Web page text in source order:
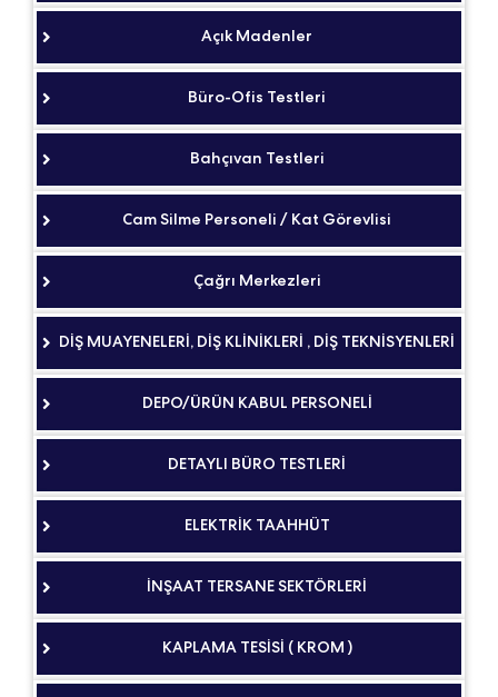
Açık Madenler
Büro-Ofis Testleri
Bahçıvan Testleri
Cam Silme Personeli / Kat Görevlisi
Çağrı Merkezleri
DİŞ MUAYENELERİ, DİŞ KLİNİKLERİ , DİŞ TEKNİSYENLERİ
DEPO/ÜRÜN KABUL PERSONELİ
DETAYLI BÜRO TESTLERİ
ELEKTRİK TAAHHÜT
İNŞAAT TERSANE SEKTÖRLERİ
KAPLAMA TESİSİ ( KROM )